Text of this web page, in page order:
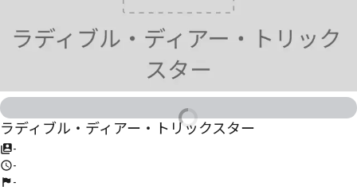
ラディブル・ディアー・トリックスター
-
-
-